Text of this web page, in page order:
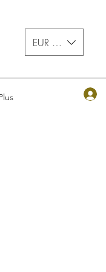
EUR (€)